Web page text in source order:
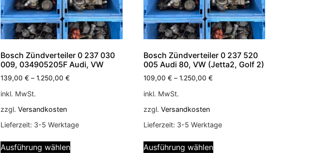
Bosch Zündverteiler 0 237 030
009, 034905205F Audi, VW
139,00€ –1.250,00€
inkl. MwSt.
zzgl.Versandkosten
Lieferzeit: 3-5 Werktage
Ausführung wählen
Bosch Zündverteiler 0 237 520
005 Audi 80, VW (Jetta2, Golf 2)
109,00€ –1.250,00€
inkl. MwSt.
zzgl.Versandkosten
Lieferzeit: 3-5 Werktage
Ausführung wählen